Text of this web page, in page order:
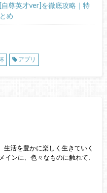
自尊英才ver]を徹底攻略｜特
め
アプリ
生活を豊かに楽しく生きていく
インに、色々なものに触れて、